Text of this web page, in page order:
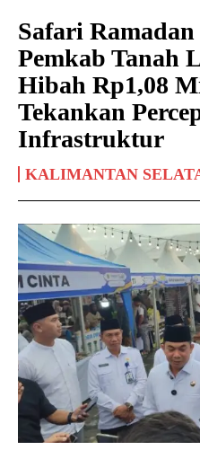
Safari
Pemkab Tanah
Hibah Rp1,08
Tekankan
Infrastruktur
KALIMANTAN